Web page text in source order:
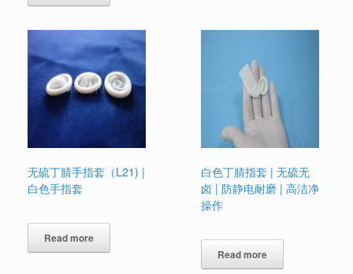
无硫丁腈手指套（L21) |
白色手指套
Read more
白色丁腈指套 | 无硫无
卤 | 防静电耐磨 | 高洁净
操作
Read more